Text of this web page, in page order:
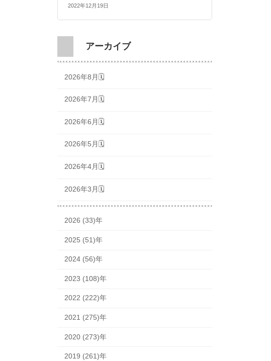
2022年12月19日
アーカイブ
2026年8月🗓
2026年7月🗓
2026年6月🗓
2026年5月🗓
2026年4月🗓
2026年3月🗓
2026 (33)年
2025 (51)年
2024 (56)年
2023 (108)年
2022 (222)年
2021 (275)年
2020 (273)年
2019 (261)年